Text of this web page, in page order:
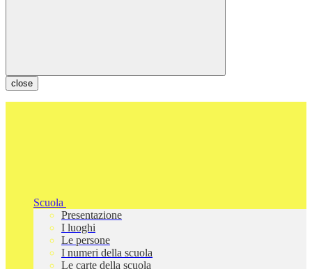
close
Scuola
Presentazione
I luoghi
Le persone
I numeri della scuola
Le carte della scuola